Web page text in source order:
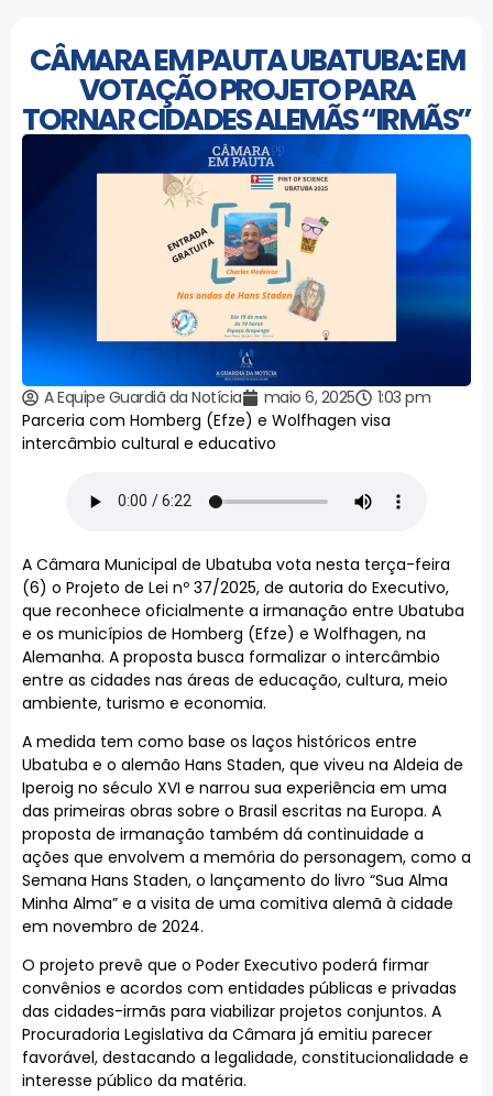
CÂMARA EM PAUTA UBATUBA: EM
VOTAÇÃO PROJETO PARA
TORNAR CIDADES ALEMÃS “IRMÃS”
A Equipe Guardiã da Notícia maio 6, 2025
1:03 pm
Parceria com Homberg (Efze) e Wolfhagen visa
intercâmbio cultural e educativo
A Câmara Municipal de Ubatuba vota nesta terça-feira
(6) o Projeto de Lei nº 37/2025, de autoria do Executivo,
que reconhece oficialmente a irmanação entre Ubatuba
e os municípios de Homberg (Efze) e Wolfhagen, na
Alemanha. A proposta busca formalizar o intercâmbio
entre as cidades nas áreas de educação, cultura, meio
ambiente, turismo e economia.
A medida tem como base os laços históricos entre
Ubatuba e o alemão Hans Staden, que viveu na Aldeia de
Iperoig no século XVI e narrou sua experiência em uma
das primeiras obras sobre o Brasil escritas na Europa. A
proposta de irmanação também dá continuidade a
ações que envolvem a memória do personagem, como a
Semana Hans Staden, o lançamento do livro “Sua Alma
Minha Alma” e a visita de uma comitiva alemã à cidade
em novembro de 2024.
O projeto prevê que o Poder Executivo poderá firmar
convênios e acordos com entidades públicas e privadas
das cidades-irmãs para viabilizar projetos conjuntos. A
Procuradoria Legislativa da Câmara já emitiu parecer
favorável, destacando a legalidade, constitucionalidade e
interesse público da matéria.